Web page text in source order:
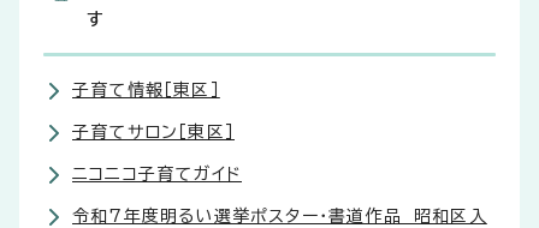
す
子育て情報［東区］
子育てサロン［東区］
ニコニコ子育てガイド
令和7年度明るい選挙ポスター・書道作品 昭和区入